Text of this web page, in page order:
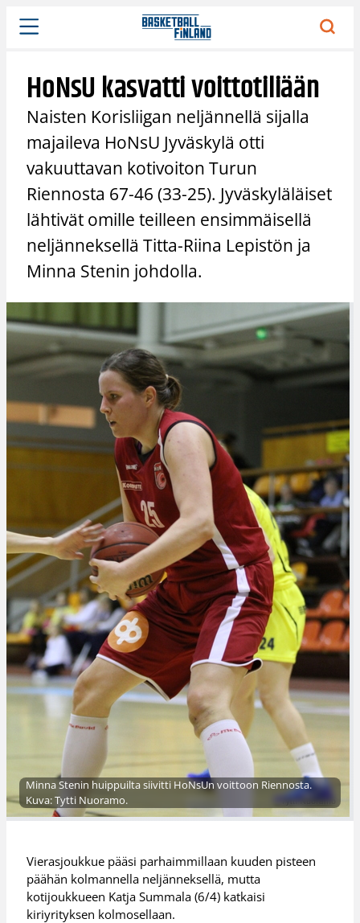
Siirry
sisältöön
HoNsU kasvatti voittotiliään
Naisten Korisliigan neljännellä sijalla
majaileva HoNsU Jyväskylä otti
vakuuttavan kotivoiton Turun
Riennosta 67-46 (33-25). Jyväskyläläiset
lähtivät omille teilleen ensimmäisellä
neljänneksellä Titta-Riina Lepistön ja
Minna Stenin johdolla.
Minna Stenin huippuilta siivitti HoNsUn voittoon Riennosta.
Kuva: Tytti Nuoramo.
Vierasjoukkue pääsi parhaimmillaan kuuden pisteen
päähän kolmannella neljänneksellä, mutta
kotijoukkueen Katja Summala (6/4) katkaisi
kiriyrityksen kolmosellaan.